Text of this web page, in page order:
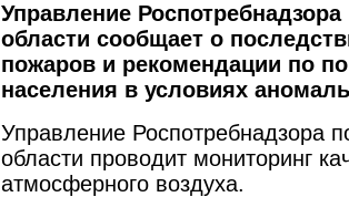
Управление
области сообщает о
пожаров и рекомендации по
населения в условиях
Управление Роспотребнадзора
области проводит мониторинг
атмосферного воздуха.